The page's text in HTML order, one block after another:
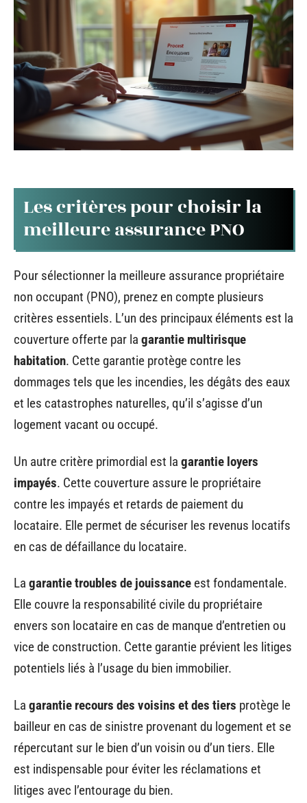
Les critères pour choisir la
meilleure assurance PNO
Pour sélectionner la meilleure assurance propriétaire
non occupant (PNO), prenez en compte plusieurs
critères essentiels. L’un des principaux éléments est la
couverture offerte par la garantie multirisque
habitation. Cette garantie protège contre les
dommages tels que les incendies, les dégâts des eaux
et les catastrophes naturelles, qu’il s’agisse d’un
logement vacant ou occupé.
Un autre critère primordial est la garantie loyers
impayés. Cette couverture assure le propriétaire
contre les impayés et retards de paiement du
locataire. Elle permet de sécuriser les revenus locatifs
en cas de défaillance du locataire.
La garantie troubles de jouissance est fondamentale.
Elle couvre la responsabilité civile du propriétaire
envers son locataire en cas de manque d’entretien ou
vice de construction. Cette garantie prévient les litiges
potentiels liés à l’usage du bien immobilier.
La garantie recours des voisins et des tiers protège le
bailleur en cas de sinistre provenant du logement et se
répercutant sur le bien d’un voisin ou d’un tiers. Elle
est indispensable pour éviter les réclamations et
litiges avec l’entourage du bien.